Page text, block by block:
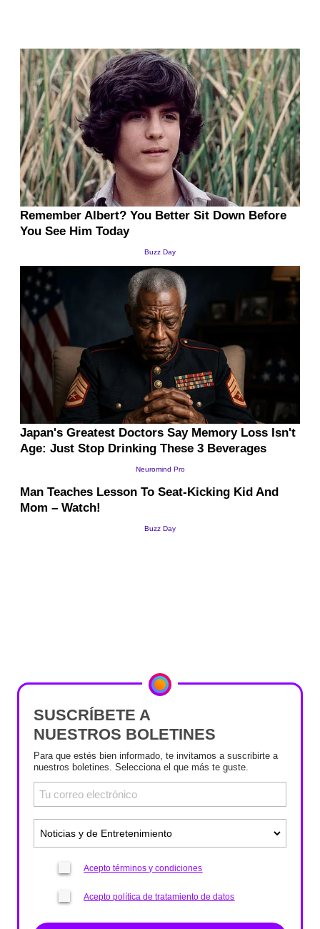
SUSCRÍBETE A
NUESTROS BOLETINES
Para que estés bien informado, te invitamos a suscribirte a
nuestros boletines. Selecciona el que más te guste.
Acepto términos y condiciones
Acepto política de tratamiento de datos